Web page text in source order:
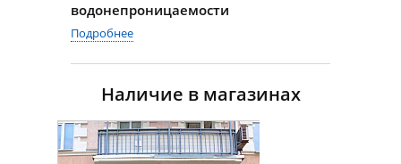
водонепроницаемости
Подробнее
Наличие в магазинах